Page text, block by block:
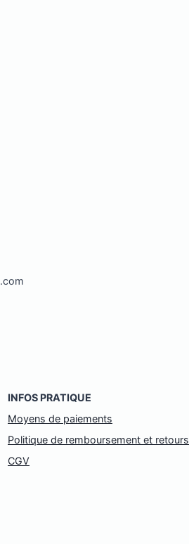
INFOS PRATIQUE
Moyens de paiements
Politique de remboursement et retours
CGV